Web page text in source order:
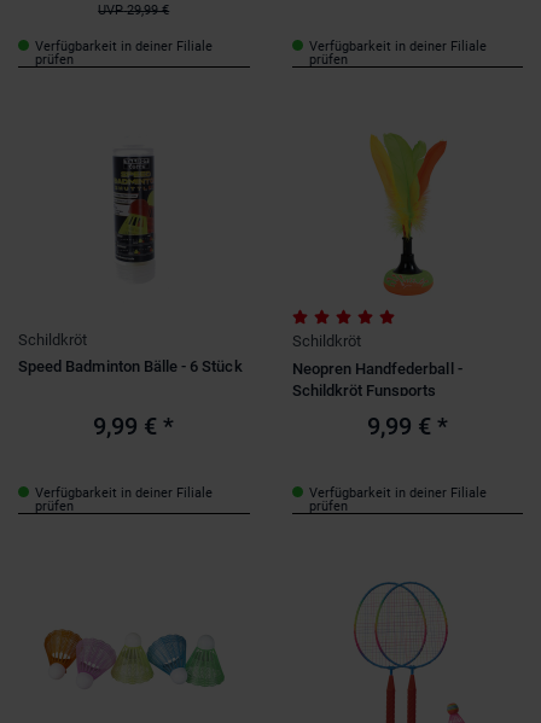
UVP 29,99 €
Verfügbarkeit in deiner Filiale
prüfen
Verfügbarkeit in deiner Filiale
prüfen
Schildkröt
Speed Badminton Bälle - 6 Stück
9,99 € *
Verfügbarkeit in deiner Filiale
prüfen
Schildkröt
Neopren Handfederball -
Schildkröt Funsports
9,99 € *
Verfügbarkeit in deiner Filiale
prüfen